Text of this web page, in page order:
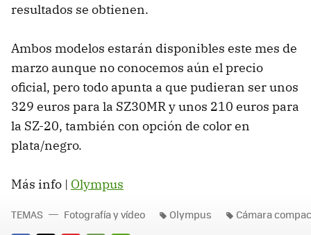
resultados se obtienen.
Ambos modelos estarán disponibles este mes de
marzo aunque no conocemos aún el precio
oficial, pero todo apunta a que pudieran ser unos
329 euros para la SZ30MR y unos 210 euros para
la SZ-20, también con opción de color en
plata/negro.
Más info | Olympus
TEMAS Fotografía y vídeo Olympus Cámara